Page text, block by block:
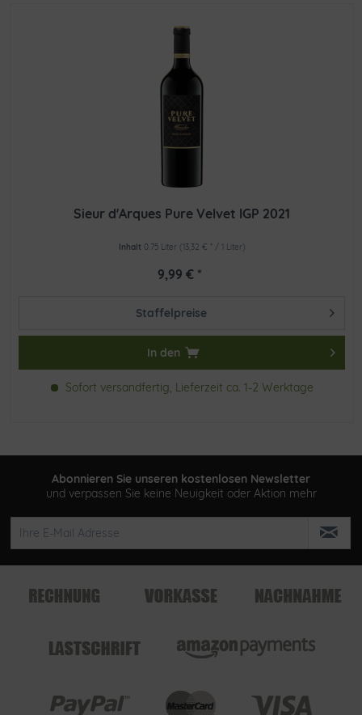
Sieur d'Arques Pure Velvet IGP 2021
Inhalt 0.75 Liter (13,32 € * / 1 Liter)
9,99 € *
Staffelpreise
In den
Sofort versandfertig, Lieferzeit ca. 1-2 Werktage
Abonnieren Sie unseren kostenlosen Newsletter
und verpassen Sie keine Neuigkeit oder Aktion mehr